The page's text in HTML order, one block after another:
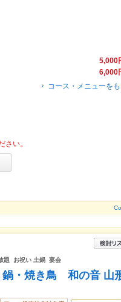
5,000
6,000
コース・メニューを
さい。
題 お祝い 土鍋 宴会
鍋・焼き鳥 和の音 山